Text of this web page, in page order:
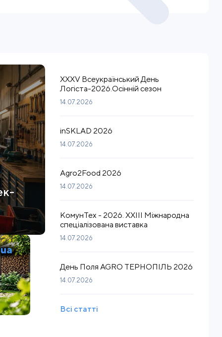
XXXV Всеукраїнський День
Логіста-2026.Осінній сезон
14.07.2026
inSKLAD 2026
14.07.2026
Agro2Food 2026
14.07.2026
КомунТех - 2026. XXIII Міжнародна
спеціалізована виставка
14.07.2026
День Поля AGRO ТЕРНОПІЛЬ 2026
14.07.2026
Всі статті